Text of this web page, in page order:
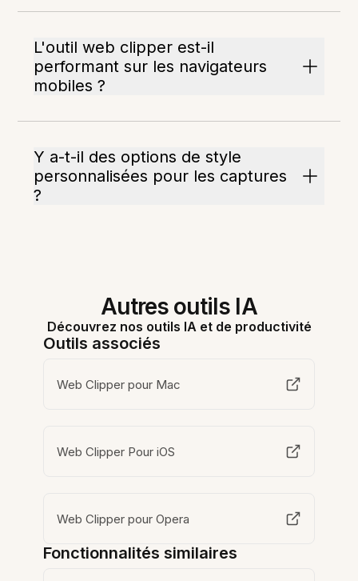
L'outil web clipper est-il
performant sur les navigateurs
mobiles ?
Y a-t-il des options de style
personnalisées pour les captures
?
Autres outils IA
Découvrez nos outils IA et de productivité
Outils associés
Web Clipper pour Mac
Web Clipper Pour iOS
Web Clipper pour Opera
Fonctionnalités similaires